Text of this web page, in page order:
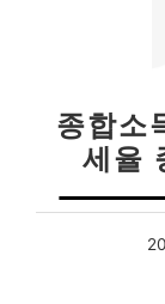
종합소
세율